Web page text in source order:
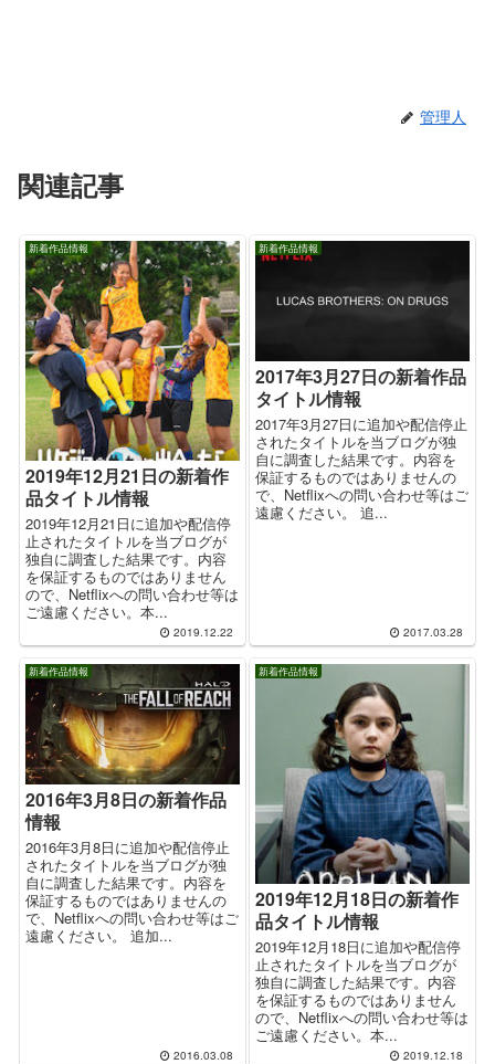
管理人
関連記事
新着作品情報
2019年12月21日の新着作
品タイトル情報
2019年12月21日に追加や配信停
止されたタイトルを当ブログが
独自に調査した結果です。内容
を保証するものではありません
ので、Netflixへの問い合わせ等は
ご遠慮ください。本...
2019.12.22
新着作品情報
2017年3月27日の新着作品
タイトル情報
2017年3月27日に追加や配信停止
されたタイトルを当ブログが独
自に調査した結果です。内容を
保証するものではありませんの
で、Netflixへの問い合わせ等はご
遠慮ください。 追...
2017.03.28
新着作品情報
2016年3月8日の新着作品
情報
2016年3月8日に追加や配信停止
されたタイトルを当ブログが独
自に調査した結果です。内容を
保証するものではありませんの
で、Netflixへの問い合わせ等はご
遠慮ください。 追加...
2016.03.08
新着作品情報
2019年12月18日の新着作
品タイトル情報
2019年12月18日に追加や配信停
止されたタイトルを当ブログが
独自に調査した結果です。内容
を保証するものではありません
ので、Netflixへの問い合わせ等は
ご遠慮ください。本...
2019.12.18